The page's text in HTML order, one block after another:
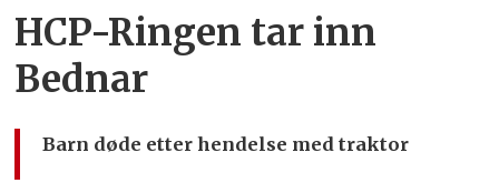
HCP-Ringen tar inn
Bednar
Barn døde etter hendelse med traktor